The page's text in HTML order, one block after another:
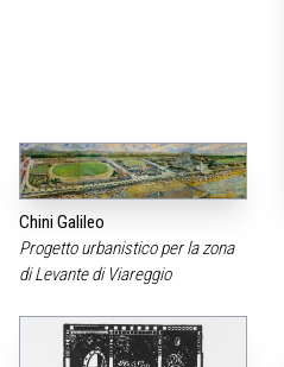
Chini Galileo
Progetto urbanistico per la zona
di Levante di Viareggio